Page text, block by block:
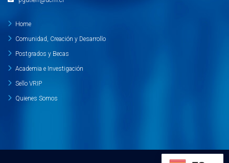
Home
Comunidad, Creación y Desarrollo
Postgrados y Becas
Academia e Investigación
Sello VRIP
Quienes Somos